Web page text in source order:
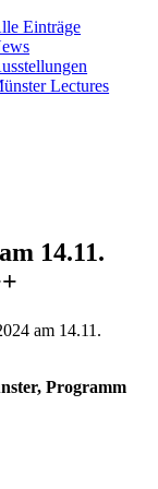
Einträge
Lectures
14.11.
Programm